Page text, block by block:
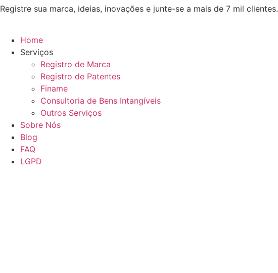
Ir
conteúdo
Registre sua marca, ideias, inovações e junte-se a mais de 7 mil clientes.
Home
Serviços
Registro de Marca
Registro de Patentes
Finame
Consultoria de Bens Intangíveis
Outros Serviços
Sobre Nós
Blog
FAQ
LGPD